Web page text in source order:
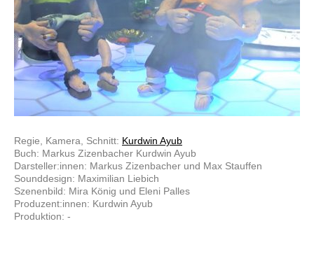
Regie, Kamera, Schnitt: Kurdwin Ayub
Buch: Markus Zizenbacher Kurdwin Ayub
Darsteller:innen: Markus Zizenbacher und Max Stauffen
Sounddesign: Maximilian Liebich
Szenenbild: Mira König und Eleni Palles
Produzent:innen: Kurdwin Ayub
Produktion: -